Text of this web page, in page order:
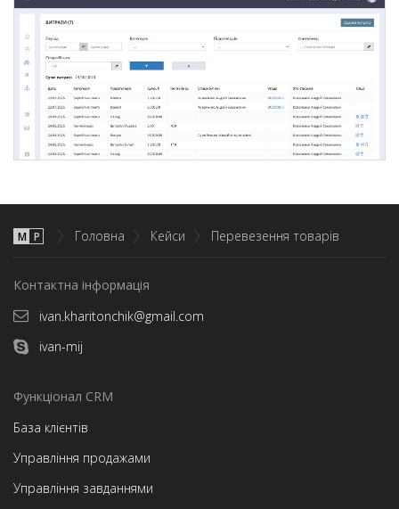
М P Головна Кейси Перевезення товарів
Контактна інформація
ivan.kharitonchik@gmail.com
ivan-mij
Функціонал CRM
База клієнтів
Управління продажами
Управління завданнями